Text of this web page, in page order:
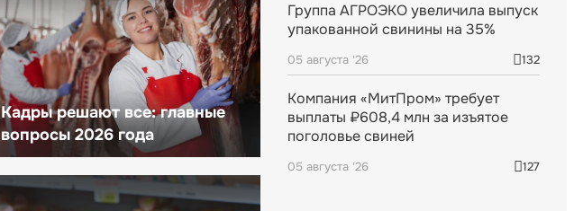
Кадры решают все: главные
вопросы 2026 года
Группа АГРОЭКО увеличила выпуск
упакованной свинины на 35%
05 августа '26 132
Компания «МитПром» требует
выплаты ₽608,4 млн за изъятое
поголовье свиней
05 августа '26 127